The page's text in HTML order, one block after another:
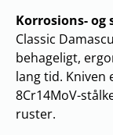
Korrosions- og
Classic
behageligt,
lang tid. Kniven
8Cr14MoV-
ruster.